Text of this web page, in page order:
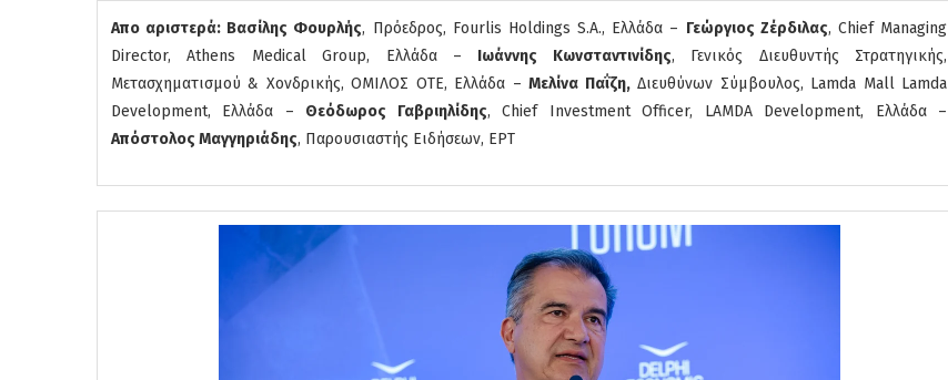
Απο αριστερά: Βασίλης Φουρλής, Πρόεδρος, Fourlis Holdings S.A., Ελλάδα – Γεώργιος Ζέρδιλας, Chief Managing
Director, Athens Medical Group, Ελλάδα – Ιωάννης Κωνσταντινίδης, Γενικός Διευθυντής Στρατηγικής,
Μετασχηματισμού & Χονδρικής, ΟΜΙΛΟΣ ΟΤΕ, Ελλάδα –Μελίνα Παΐζη,Διευθύνων Σύμβουλος, Lamda Mall Lamda
Development, Ελλάδα – Θεόδωρος Γαβριηλίδης, Chief Investment Officer, LAMDA Development, Ελλάδα –
Απόστολος Μαγγηριάδης, Παρουσιαστής Ειδήσεων, ΕΡΤ